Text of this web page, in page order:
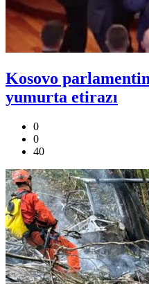
Kosovo
yumurta etirazı
0
0
40